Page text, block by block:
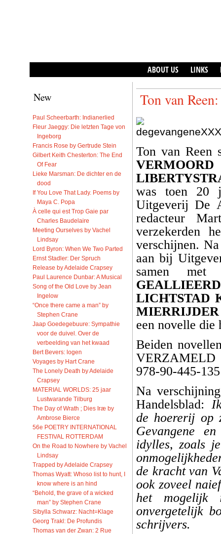
ABOUT US LINKS
New
Paul Scheerbarth: Indianerlied
Fleur Jaeggy: Die letzten Tage von
Ingeborg
Francis Rose by Gertrude Stein
Gilbert Keith Chesterton: The End
Of Fear
Lieke Marsman: De dichter en de
dood
If You Love That Lady. Poems by
Maya C. Popa
À celle qui est Trop Gaie par
Charles Baudelaire
Meeting Ourselves by Vachel
Lindsay
Lord Byron: When We Two Parted
Ernst Stadler: Der Spruch
Release by Adelaide Crapsey
Paul Laurence Dunbar: A Musical
Song of the Old Love by Jean
Ingelow
“Once there came a man” by
Stephen Crane
Jaap Goedegebuure: Sympathie
voor de duivel. Over de
verbeelding van het kwaad
Bert Bevers: logen
Voyages by Hart Crane
The Lonely Death by Adelaide
Crapsey
MATERIAL WORLDS: 25 jaar
Lustwarande Tilburg
The Day of Wrath ; Dies Iræ by
Ambrose Bierce
56e POETRY INTERNATIONAL
FESTIVAL ROTTERDAM
On the Road to Nowhere by Vachel
Lindsay
Trapped by Adelaide Crapsey
Thomas Wyatt: Whoso list to hunt, I
know where is an hind
“Behold, the grave of a wicked
man” by Stephen Crane
Sibylla Schwarz: Nacht=Klage
Georg Trakl: De Profundis
Thomas van der Zwan: 2 Rue
Ton van
Ton van Reen
was toen 20
Uitgeverij De
redacteur
verzekerden
verschijnen.
aan bij
samen
LICHTSTAD
een novelle die
Beiden
VERZAMELD
978-90-445-
Na
Handelsblad:
de hoererij op
Gevangene
idylles, zoals
de kracht van
ook zoveel
het mogelijk
onvergetelijk
schrijvers.